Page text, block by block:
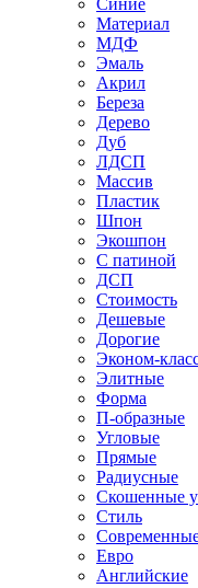
Синие
Материал
МДФ
Эмаль
Акрил
Береза
Дерево
Дуб
ЛДСП
Массив
Пластик
Шпон
Экошпон
С патиной
ДСП
Стоимость
Дешевые
Дорогие
Эконом-
Элитные
Форма
П-образные
Угловые
Прямые
Радиусные
Скошенные
Стиль
Евро
Английские